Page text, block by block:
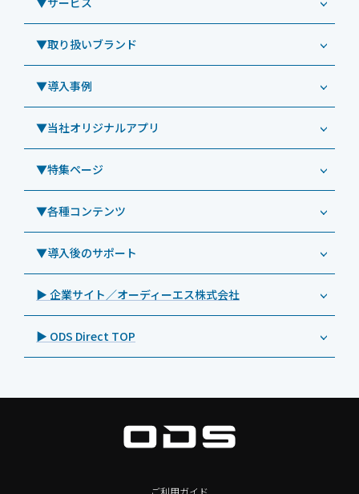
業務用タブレット
Windowsタブレット TW2A-NF9LTA
Windowsタブレット TW2A-N9LTA
Windowsタブレット TW2A-N9LT
Windowsタブレット TW2A-E9LT
Androidタブレット TA2C-NF8
Androidタブレット TA2C-NF8BL
Androidタブレット TA2C-CS8
Androidタブレット TA2C-CS8BL
Androidタブレット TA2C-DR94G
Androidタブレット TA2C-M8AC
Androidタブレット TA2C-M8
デジタルホワイトボード／電子黒板
コールセンター
CRMシステム「カイゼンコール」
リペアサービス
教育機関向けiPad修理パック
社内ヘルプデスク代行サービス
教育機関向けiPad管理運用パック
教育機関向けICT支援ソリューション
教育機関向けネットワーク機器導入保守
キッティング
自治体向けDXソリューションサービス
法人向けiPad修理＆デバイス買取サービス
▼取り扱いブランド
ODS（オーディーエス）
LG（エルジー）
ViewSonic（ビューソニック）
PHILIPS（フィリップス）
DynaScan（ダイナスキャン）
SAMSUNG（サムスン）
Goodview（グッドビュー）
Cloudpoint（クラウドポイント）
BenQ（ベンキュー）
Magconn（マグコン）
BIAMP ／ Apart Audio（バイアンプ）
SpeakerCraft（スピーカークラフト）
▼導入事例
導入事例（業務用タブレット、デジタルサイネージほか）
事例：業務用タブレット端末
事例：業務用サイネージ・プロジェクター
事例：業務用オーディオ・その他AV機器
事例：サービス
▼当社オリジナルアプリ
業務効率化アプリ「NFCオプティマイザー」
サポート支援アプリ「ログ送信アプリ」
MDMアプリ「Tablet Control」
▼特集ページ
業務用タブレット
>特長1：USB Type-Aポート
>特長2：microHDMIポート
>特長3：AC常時給電タイプ
>飲食向けタブレット
>ホテル向けタブレット
>NFCタブレット
▼各種コンテンツ
特集記事
製品カタログ
プレスリリース
製品写真
▼導入後のサポート
オーディーエスPCカスタマーセンター
▶ 企業サイト／オーディーエス株式会社
▶ ODS Direct TOP